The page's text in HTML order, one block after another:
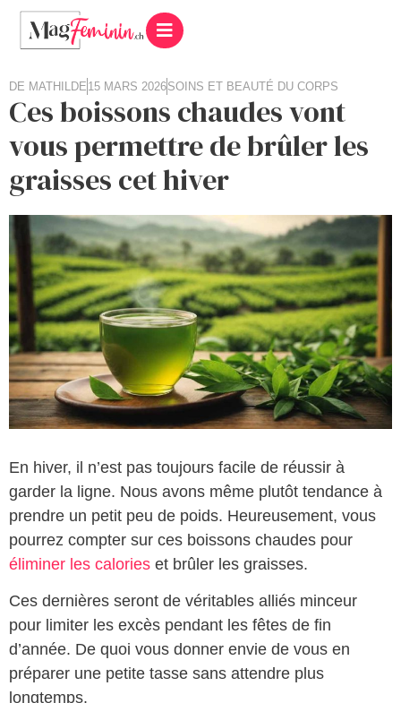
DE MATHILDE 15 MARS 2026SOINS ET BEAUTÉ DU CORPS
Ces boissons chaudes vont
vous permettre de brûler les
graisses cet hiver
En hiver, il n’est pas toujours facile de réussir à
garder la ligne. Nous avons même plutôt tendance à
prendre un petit peu de poids. Heureusement, vous
pourrez compter sur ces boissons chaudes pour
éliminer les calories et brûler les graisses.
Ces dernières seront de véritables alliés minceur
pour limiter les excès pendant les fêtes de fin
d’année. De quoi vous donner envie de vous en
préparer une petite tasse sans attendre plus
longtemps.